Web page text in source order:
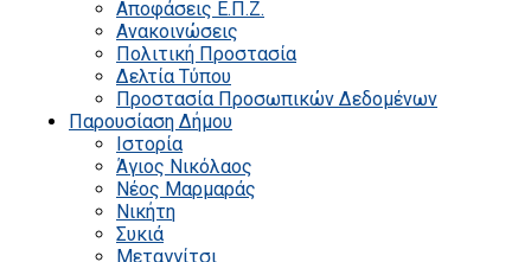
Αποφάσεις Ε.Π.Ζ.
Ανακοινώσεις
Πολιτική Προστασία
Δελτία Τύπου
Προστασία Προσωπικών Δεδομένων
Παρουσίαση Δήμου
Ιστορία
Άγιος Νικόλαος
Νέος Μαρμαράς
Νικήτη
Συκιά
Μεταγγίτσι